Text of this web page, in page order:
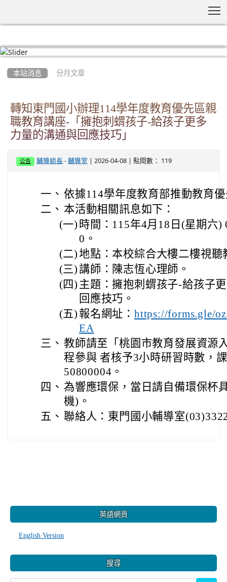
本站消息 分月文章
轉知東門國小辦理114學年度教育優先區親
職教育講座-「擁抱刺蝟孩子-給孩子更多
力量的溝通與回應技巧」
公告 輔導組長 -輔導室 | 2026-04-08 | 點閱數： 119
一、 依據114學年度教育部推動教育
二、 本活動相關訊息如下：
(一) 時間：115年4月18日(星期六)
0。
(二)地點：本校綜合大樓二樓視聽
(三)講師：陳志恆心理師。
(四) 主題：擁抱刺蝟孩子-給孩子
回應技巧。
(五) 報名網址： https://forms.gle/
EA
三、 教師請至「桃園市教育發展資源
程參與 者核予3小時研習時數，
50800004。
四、 為響應環保，當日請自備環保杯
機)。
五、 聯絡人：東門國小輔導室
英語網頁
English Version
搜尋